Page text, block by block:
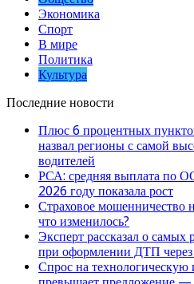
Экономика
Спорт
В мире
Политика
Культура
Последние новости
Плюс 6 процентных
назвал регионы с самой
водителей
РСА: средняя выплата по
2026 году показала рост
Страховое мошенничество
что изменилось?
Эксперт рассказал о
при оформлении ДТП через
Спрос на